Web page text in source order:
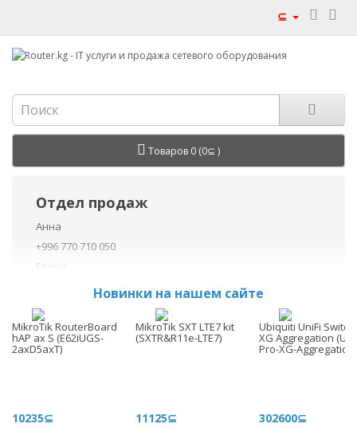
⊆
Товаров 0 (0⊆ )
Пн-пт - 9.00-18.00
Отдел продаж
Анна
+996 770 710 050
Елена
+996 770 710 040
+996 755 710 050
Данил
+996 775 710 060
Новинки на нашем сайте
MikroTik RouterBoard
hAP ax S (E62iUGS-
2axD5axT)
10235⊆
MikroTik SXT LTE7 kit
(SXTR&R11e-LTE7)
11125⊆
Ubiquiti UniFi
XG Aggregation
Pro-XG-Aggregation)
302600⊆